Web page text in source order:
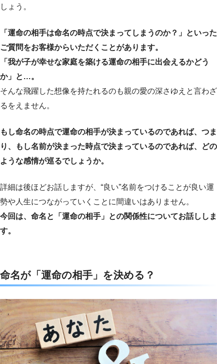
しょう。
「運命の相手は命名の時点で決まってしまうのか？」といった
ご質問をお客様からいただくことがあります。
「我が子が幸せな家庭を築ける運命の相手に出会えるかどう
か」と…。
そんな飛躍した想像を持たれるのも親の愛の深さゆえと言わざ
るをえません。
もし命名の時点で運命の相手が決まっているのであれば、つま
り、もし名前が決まった時点で決まっているのであれば、どの
ような感情が巡るでしょうか。
詳細は後ほどお話しますが、“良い”名前をつけることが良い運
勢や人生につながっていくことに間違いはありません。
今回は、命名と「運命の相手」との関係性についてお話ししま
す。
命名が「運命の相手」を決める？